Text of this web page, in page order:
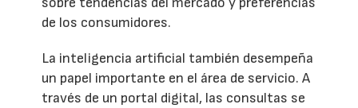
de los consumidores.
La inteligencia artificial también desempeña
un papel importante en el área de servicio. A
través de un portal digital, las consultas se